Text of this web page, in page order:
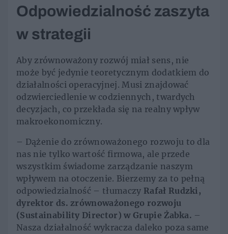
Odpowiedzialność zaszyta
w strategii
Aby zrównoważony rozwój miał sens, nie
może być jedynie teoretycznym dodatkiem do
działalności operacyjnej. Musi znajdować
odzwierciedlenie w codziennych, twardych
decyzjach, co przekłada się na realny wpływ
makroekonomiczny.
– Dążenie do zrównoważonego rozwoju to dla
nas nie tylko wartość firmowa, ale przede
wszystkim świadome zarządzanie naszym
wpływem na otoczenie. Bierzemy za to pełną
odpowiedzialność – tłumaczy Rafał Rudzki,
dyrektor ds. zrównoważonego rozwoju
(Sustainability Director) w Grupie Żabka. –
Nasza działalność wykracza daleko poza same